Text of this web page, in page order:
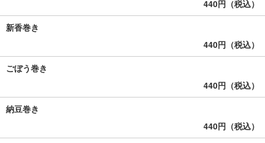
440円（税込）
新香巻き
440円（税込）
ごぼう巻き
440円（税込）
納豆巻き
440円（税込）